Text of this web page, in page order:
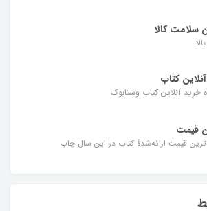
سلامت کالا
کتاب
خرید آنلاین کتاب وستابوک
قیمت
قیمت ارائه‌شدۀ کتاب در این سال چاپ